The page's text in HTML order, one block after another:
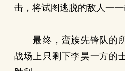
击，将试图逃脱的敌人一一
最终，蛮族先锋队的所
战场上只剩下李昊一方的